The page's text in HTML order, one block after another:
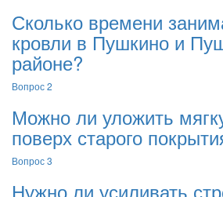
Сколько времени
кровли в Пушкино и
районе?
Вопрос 2
Можно ли уложить
поверх старого
Вопрос 3
Нужно ли усиливать